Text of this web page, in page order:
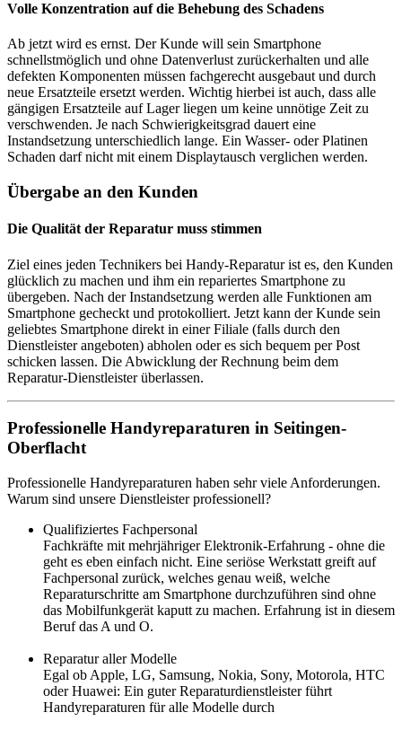
Volle Konzentration auf die Behebung des Schadens
Ab jetzt wird es ernst. Der Kunde will sein Smartphone
schnellstmöglich und ohne Datenverlust zurückerhalten und alle
defekten Komponenten müssen fachgerecht ausgebaut und durch
neue Ersatzteile ersetzt werden. Wichtig hierbei ist auch, dass alle
gängigen Ersatzteile auf Lager liegen um keine unnötige Zeit zu
verschwenden. Je nach Schwierigkeitsgrad dauert eine
Instandsetzung unterschiedlich lange. Ein Wasser- oder Platinen
Schaden darf nicht mit einem Displaytausch verglichen werden.
Übergabe an den Kunden
Die Qualität der Reparatur muss stimmen
Ziel eines jeden Technikers bei Handy-Reparatur ist es, den Kunden
glücklich zu machen und ihm ein repariertes Smartphone zu
übergeben. Nach der Instandsetzung werden alle Funktionen am
Smartphone gecheckt und protokolliert. Jetzt kann der Kunde sein
geliebtes Smartphone direkt in einer Filiale (falls durch den
Dienstleister angeboten) abholen oder es sich bequem per Post
schicken lassen. Die Abwicklung der Rechnung beim dem
Reparatur-Dienstleister überlassen.
Professionelle Handyreparaturen in Seitingen-
Oberflacht
Professionelle Handyreparaturen haben sehr viele Anforderungen.
Warum sind unsere Dienstleister professionell?
Qualifiziertes Fachpersonal
Fachkräfte mit mehrjähriger Elektronik-Erfahrung - ohne die
geht es eben einfach nicht. Eine seriöse Werkstatt greift auf
Fachpersonal zurück, welches genau weiß, welche
Reparaturschritte am Smartphone durchzuführen sind ohne
das Mobilfunkgerät kaputt zu machen. Erfahrung ist in diesem
Beruf das A und O.
Reparatur aller Modelle
Egal ob Apple, LG, Samsung, Nokia, Sony, Motorola, HTC
oder Huawei: Ein guter Reparaturdienstleister führt
Handyreparaturen für alle Modelle durch